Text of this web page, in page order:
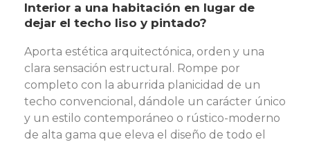
Interior a una habitación en lugar de
dejar el techo liso y pintado?
Aporta estética arquitectónica, orden y una
clara sensación estructural. Rompe por
completo con la aburrida planicidad de un
techo convencional, dándole un carácter único
y un estilo contemporáneo o rústico-moderno
de alta gama que eleva el diseño de todo el